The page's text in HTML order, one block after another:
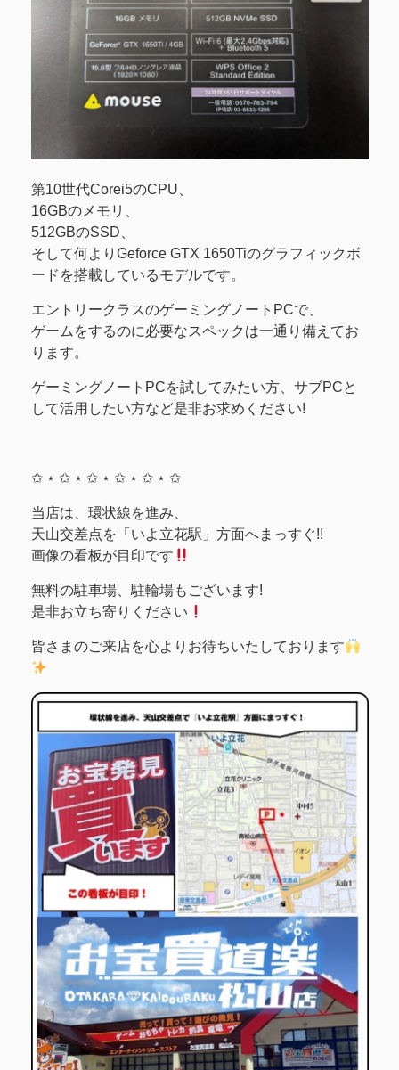
第10世代Corei5のCPU、
16GBのメモリ、
512GBのSSD、
そして何よりGeforce GTX 1650Tiのグラフィックボ
ードを搭載しているモデルです。
エントリークラスのゲーミングノートPCで、
ゲームをするのに必要なスペックは一通り備えてお
ります。
ゲーミングノートPCを試してみたい方、サブPCと
して活用したい方など是非お求めください!
✩ ⋆ ✩ ⋆ ✩ ⋆ ✩ ⋆ ✩ ⋆ ✩
当店は、環状線を進み、
天山交差点を「いよ立花駅」方面へまっすぐ!!
画像の看板が目印です
無料の駐車場、駐輪場もございます!
是非お立ち寄りください
皆さまのご来店を心よりお待ちいたしております